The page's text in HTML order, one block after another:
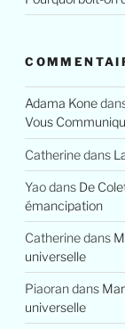
Adama Kone
Vous
Catherinedans
Yaodans De
émancipation
Catherinedans
universelle
Piaorandans
universelle